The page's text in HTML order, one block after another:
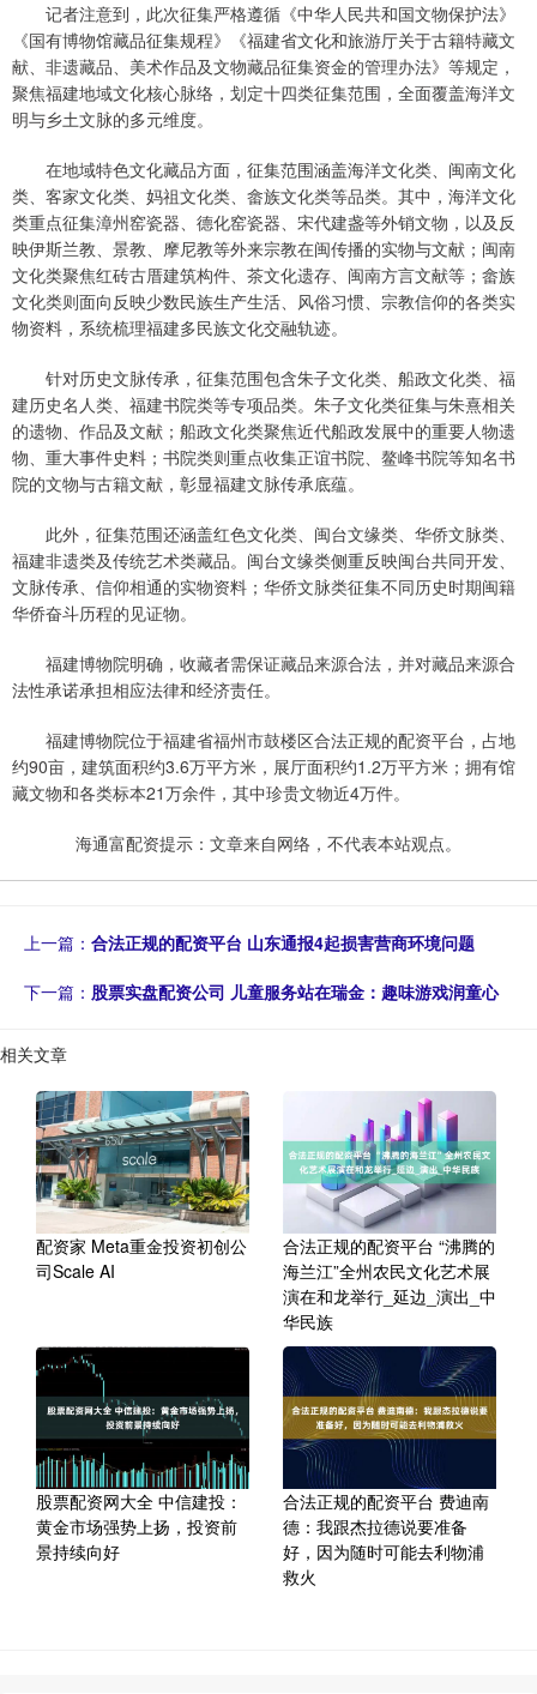
记者注意到，此次征集严格遵循《中华人民共和国文物保护法》
《国有博物馆藏品征集规程》《福建省文化和旅游厅关于古籍特藏文
献、非遗藏品、美术作品及文物藏品征集资金的管理办法》等规定，
聚焦福建地域文化核心脉络，划定十四类征集范围，全面覆盖海洋文
明与乡土文脉的多元维度。
在地域特色文化藏品方面，征集范围涵盖海洋文化类、闽南文化
类、客家文化类、妈祖文化类、畲族文化类等品类。其中，海洋文化
类重点征集漳州窑瓷器、德化窑瓷器、宋代建盏等外销文物，以及反
映伊斯兰教、景教、摩尼教等外来宗教在闽传播的实物与文献；闽南
文化类聚焦红砖古厝建筑构件、茶文化遗存、闽南方言文献等；畲族
文化类则面向反映少数民族生产生活、风俗习惯、宗教信仰的各类实
物资料，系统梳理福建多民族文化交融轨迹。
针对历史文脉传承，征集范围包含朱子文化类、船政文化类、福
建历史名人类、福建书院类等专项品类。朱子文化类征集与朱熹相关
的遗物、作品及文献；船政文化类聚焦近代船政发展中的重要人物遗
物、重大事件史料；书院类则重点收集正谊书院、鳌峰书院等知名书
院的文物与古籍文献，彰显福建文脉传承底蕴。
此外，征集范围还涵盖红色文化类、闽台文缘类、华侨文脉类、
福建非遗类及传统艺术类藏品。闽台文缘类侧重反映闽台共同开发、
文脉传承、信仰相通的实物资料；华侨文脉类征集不同历史时期闽籍
华侨奋斗历程的见证物。
福建博物院明确，收藏者需保证藏品来源合法，并对藏品来源合
法性承诺承担相应法律和经济责任。
福建博物院位于福建省福州市鼓楼区合法正规的配资平台，占地
约90亩，建筑面积约3.6万平方米，展厅面积约1.2万平方米；拥有馆
藏文物和各类标本21万余件，其中珍贵文物近4万件。
海通富配资提示：文章来自网络，不代表本站观点。
上一篇： 合法正规的配资平台 山东通报4起损害营商环境问题
下一篇： 股票实盘配资公司 儿童服务站在瑞金：趣味游戏润童心
相关文章
配资家 Meta重金投资初创公
司Scale AI
合法正规的配资平台 “沸腾的
海兰江”全州农民文化艺术展
演在和龙举行_延边_演出_中
华民族
股票配资网大全 中信建投：
黄金市场强势上扬，投资前
景持续向好
合法正规的配资平台 费迪南
德：我跟杰拉德说要准备
好，因为随时可能去利物浦
救火